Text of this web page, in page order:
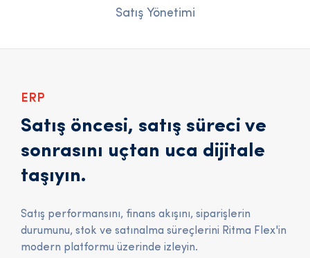
Satış Yönetimi
ERP
Satış öncesi, satış süreci ve
sonrasını uçtan uca dijitale
taşıyın.
Satış performansını, finans akışını, siparişlerin
durumunu, stok ve satınalma süreçlerini Ritma Flex'in
modern platformu üzerinde izleyin.